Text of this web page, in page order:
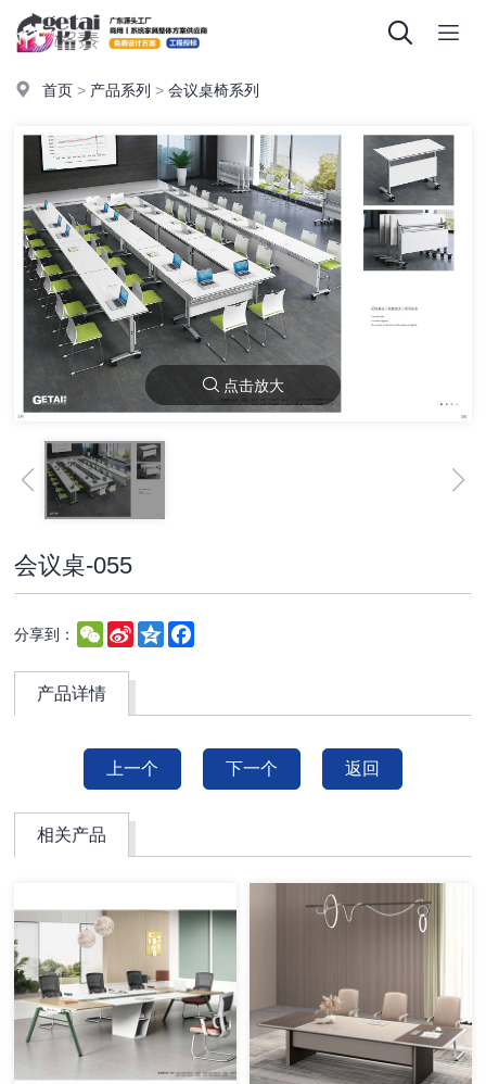
首页 > 产品系列 >会议桌椅系列
点击放大
会议桌-055
分享到： WeChat
Sina
Weibo
Qzone
产品详情
上一个 下一个 返回
相关产品